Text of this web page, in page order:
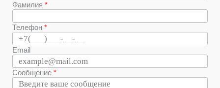
Фамилия
Телефон
Email
Сообщение